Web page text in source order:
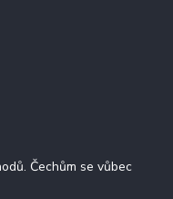
Čechům se vůbec